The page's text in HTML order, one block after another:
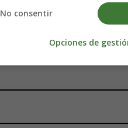
No consentir
Opciones de